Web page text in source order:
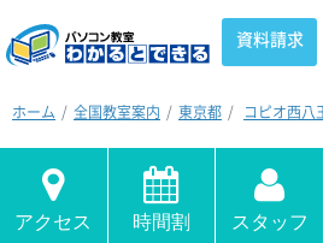
資料請求
ホーム 全国教室案内 東京都 コピオ西八
アクセス 時間割 スタッフ